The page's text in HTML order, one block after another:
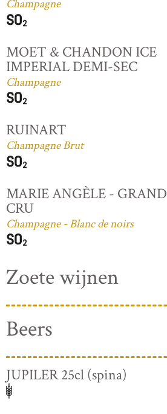
Champagne
MOET & CHANDON ICE
IMPERIAL DEMI-SEC
Champagne
RUINART
Champagne Brut
MARIE ANGÈLE - GRAND
CRU
Champagne - Blanc de noirs
Zoete wijnen
Beers
JUPILER 25cl (spina)